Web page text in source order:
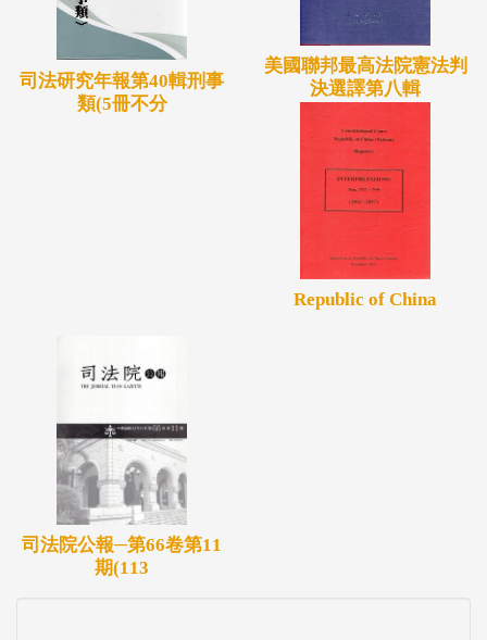
司法研究年報第40輯刑事
類(5冊不分
美國聯邦最高法院憲法判
決選譯第八輯
Republic of China
司法院公報─第66卷第11
期(113